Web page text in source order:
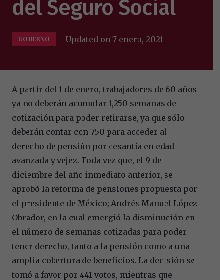
del Seguro Social
GOBIERNO Updated on7 enero, 2021
A partir del 1 de enero, trabajadores de 60 años
ya no deberán acumular 1,250 semanas de
cotización para poder retirarse, ya que sólo
deberán contar con 750 para acceder al
derecho de pensión por cesantía en edad
avanzada y vejez. Toda vez que, el 9 de
diciembre del año inmediato anterior, se
aprobó la reforma de pensiones propuesta por
el presidente de México; Andrés Manuel López
Obrador, en la cual emergió la disminución en
el número de semanas cotizadas para poder
tener derecho, tanto a la pensión como a una
amplia cobertura de beneficios. La decisión se
tomó a favor por 441 votos, mientras que